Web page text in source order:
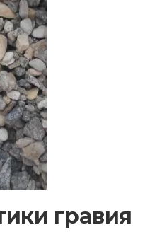
гравия